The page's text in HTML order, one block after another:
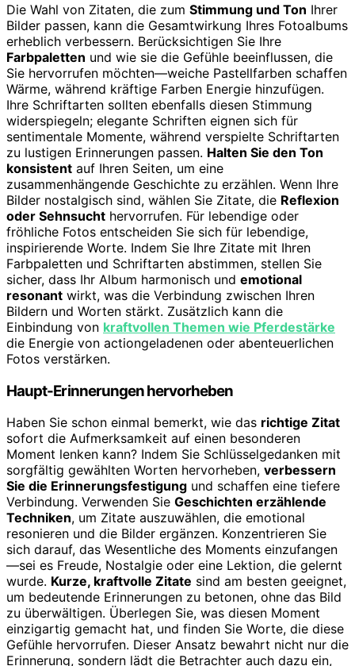
Die Wahl von Zitaten, die zum Stimmung und Ton Ihrer
Bilder passen, kann die Gesamtwirkung Ihres Fotoalbums
erheblich verbessern. Berücksichtigen Sie Ihre
Farbpaletten und wie sie die Gefühle beeinflussen, die
Sie hervorrufen möchten—weiche Pastellfarben schaffen
Wärme, während kräftige Farben Energie hinzufügen.
Ihre Schriftarten sollten ebenfalls diesen Stimmung
widerspiegeln; elegante Schriften eignen sich für
sentimentale Momente, während verspielte Schriftarten
zu lustigen Erinnerungen passen. Halten Sie den Ton
konsistent auf Ihren Seiten, um eine
zusammenhängende Geschichte zu erzählen. Wenn Ihre
Bilder nostalgisch sind, wählen Sie Zitate, die Reflexion
oder Sehnsucht hervorrufen. Für lebendige oder
fröhliche Fotos entscheiden Sie sich für lebendige,
inspirierende Worte. Indem Sie Ihre Zitate mit Ihren
Farbpaletten und Schriftarten abstimmen, stellen Sie
sicher, dass Ihr Album harmonisch und emotional
resonant wirkt, was die Verbindung zwischen Ihren
Bildern und Worten stärkt. Zusätzlich kann die
Einbindung von kraftvollen Themen wie Pferdestärke
die Energie von actiongeladenen oder abenteuerlichen
Fotos verstärken.
Haupt-Erinnerungen hervorheben
Haben Sie schon einmal bemerkt, wie das richtige Zitat
sofort die Aufmerksamkeit auf einen besonderen
Moment lenken kann? Indem Sie Schlüsselgedanken mit
sorgfältig gewählten Worten hervorheben, verbessern
Sie die Erinnerungsfestigung und schaffen eine tiefere
Verbindung. Verwenden Sie Geschichten erzählende
Techniken, um Zitate auszuwählen, die emotional
resonieren und die Bilder ergänzen. Konzentrieren Sie
sich darauf, das Wesentliche des Moments einzufangen
—sei es Freude, Nostalgie oder eine Lektion, die gelernt
wurde. Kurze, kraftvolle Zitate sind am besten geeignet,
um bedeutende Erinnerungen zu betonen, ohne das Bild
zu überwältigen. Überlegen Sie, was diesen Moment
einzigartig gemacht hat, und finden Sie Worte, die diese
Gefühle hervorrufen. Dieser Ansatz bewahrt nicht nur die
Erinnerung, sondern lädt die Betrachter auch dazu ein,